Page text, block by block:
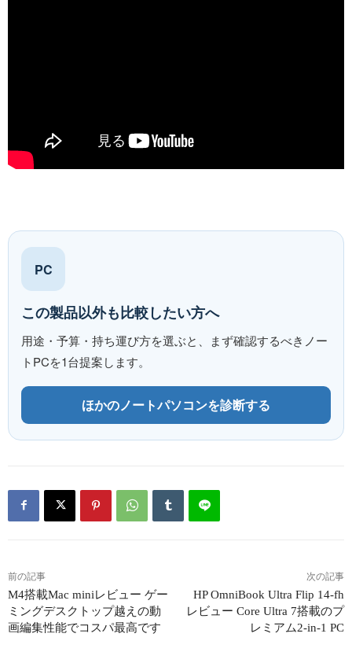
PC
この製品以外も比較したい方へ
用途・予算・持ち運び方を選ぶと、まず確認するべきノー
トPCを1台提案します。
ほかのノートパソコンを診断する
前の記事
M4搭載Mac miniレビュー ゲー
ミングデスクトップ越えの動
画編集性能でコスパ最高です
次の記事
HP OmniBook Ultra Flip 14-fh
レビュー Core Ultra 7搭載のプ
レミアム2-in-1 PC